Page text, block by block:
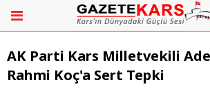
AK Parti Kars Milletvekili
Rahmi Koç'a Sert Tepki